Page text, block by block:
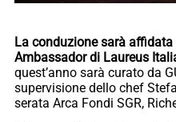
La conduzione sarà affidata
Ambassador di Laureus
quest’anno sarà curato da
supervisione dello chef
serata Arca Fondi SGR,